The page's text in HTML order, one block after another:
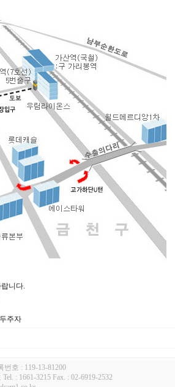
니다.
주자
번호 : 119-13-81200
: 1661-3215 Fax. : 02-6919-2532